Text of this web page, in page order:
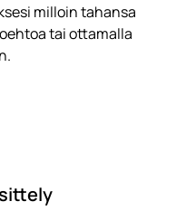
milloin tahansa
tai ottamalla